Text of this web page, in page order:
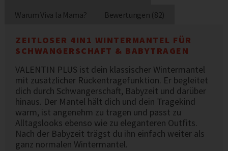
Warum Viva la Mama?
Bewertungen (82)
ZEITLOSER 4IN1 WINTERMANTEL FÜR
SCHWANGERSCHAFT & BABYTRAGEN
VALENTIN PLUS ist dein klassischer Wintermantel
mit zusätzlicher Rückentragefunktion. Er begleitet
dich durch Schwangerschaft, Babyzeit und darüber
hinaus. Der Mantel hält dich und dein Tragekind
warm, ist angenehm zu tragen und passt zu
Alltagslooks ebenso wie zu eleganteren Outfits.
Nach der Babyzeit trägst du ihn einfach weiter als
ganz normalen Wintermantel.